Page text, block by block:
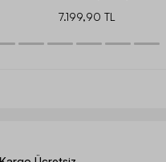
7.199,90 TL